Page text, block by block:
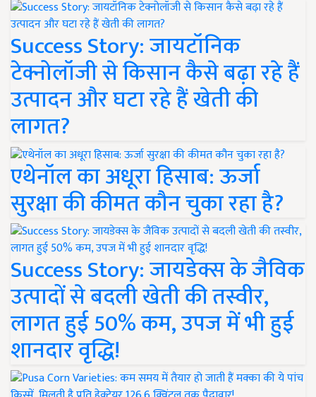
Success Story: जायटॉनिक
टेक्नोलॉजी से किसान कैसे बढ़ा रहे हैं
उत्पादन और घटा रहे हैं खेती की
लागत?
एथेनॉल का अधूरा हिसाब: ऊर्जा
सुरक्षा की कीमत कौन चुका रहा है?
Success Story: जायडेक्स के जैविक
उत्पादों से बदली खेती की तस्वीर,
लागत हुई 50% कम, उपज में भी हुई
शानदार वृद्धि!